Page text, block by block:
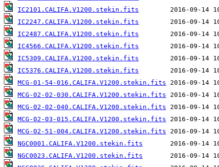
IC2101.CALIFA.V1200.stekin.fits
IC2247.CALIFA.V1200.stekin.fits
IC2487.CALIFA.V1200.stekin.fits
IC4566.CALIFA.V1200.stekin.fits
IC5309.CALIFA.V1200.stekin.fits
IC5376.CALIFA.V1200.stekin.fits
MCG-01-54-016.CALIFA.V1200.stekin.fits
MCG-02-02-030.CALIFA.V1200.stekin.fits
MCG-02-02-040.CALIFA.V1200.stekin.fits
MCG-02-03-015.CALIFA.V1200.stekin.fits
MCG-02-51-004.CALIFA.V1200.stekin.fits
NGC0001.CALIFA.V1200.stekin.fits
NGC0023.CALIFA.V1200.stekin.fits